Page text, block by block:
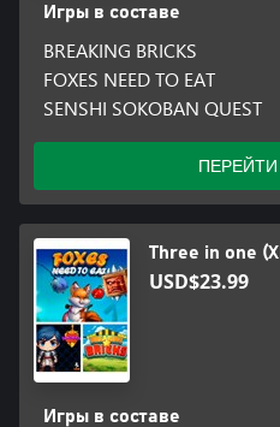
Игры в составе
BREAKING BRICKS
FOXES NEED TO EAT
SENSHI SOKOBAN QUEST
Three in one
USD$23.99
Игры в составе